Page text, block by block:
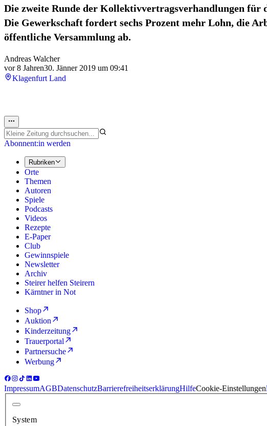
Die zweite Runde der Kollektivvertragsverhandlungen für
Die Gewerkschaft fordert sechs Prozent mehr Lohn, die
öffentliche Versammlung ab.
Andreas Walcher
vor 8 Jahren30. Jänner 2019 um 09:41
Klagenfurt Land
Abonnent:in werden
Rubriken
Orte
Themen
Autoren
Spiele
Podcasts
Videos
Rezepte
E-Paper
Club
Gewinnspiele
Newsletter
Archiv
Steirer helfen Steirern
Kärntner in Not
Shop
Auktion
Kinderzeitung
Trauerportal
Partnersuche
Werbung
ImpressumAGBDatenschutzBarrierefreiheitserklärungHilfeCookie-Einstellungen
System